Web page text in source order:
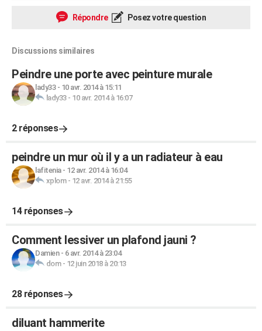
Répondre Posez votre question
Discussions similaires
Peindre une porte avec peinture murale
lady33- 10 avr. 2014 à 15:11
lady33- 10 avr. 2014 à 16:07
2 réponses
peindre un mur où il y a un radiateur à eau
lafitenia- 12 avr. 2014 à 16:04
xplom- 12 avr. 2014 à 21:55
14 réponses
Comment lessiver un plafond jauni ?
Damien- 6 avr. 2014 à 23:04
dom- 12 juin 2018 à 20:13
28 réponses
diluant hammerite